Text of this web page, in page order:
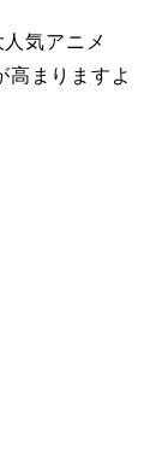
気アニメ
高まりますよ